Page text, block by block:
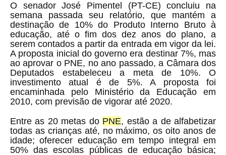
O senador José Pimentel (PT-CE) concluiu na
semana passada seu relatório, que mantém a
destinação de 10% do Produto Interno Bruto à
educação, até o fim dos dez anos do plano, a
serem contados a partir da entrada em vigor da lei.
A proposta inicial do governo era destinar 7%, mas
ao aprovar o PNE, no ano passado, a Câmara dos
Deputados estabeleceu a meta de 10%. O
investimento atual é de 5%. A proposta foi
encaminhada pelo Ministério da Educação em
2010, com previsão de vigorar até 2020.
Entre as 20 metas do PNE, estão a de alfabetizar
todas as crianças até, no máximo, os oito anos de
idade; oferecer educação em tempo integral em
50% das escolas públicas de educação básica;